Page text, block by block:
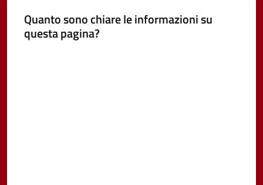
Quanto sono chiare le informazioni su
questa pagina?